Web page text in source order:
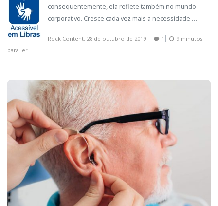
consequentemente, ela reflete também no mundo
corporativo. Cresce cada vez mais a necessidade …
Rock Content, 28 de outubro de 2019 1
9 minutos
para ler